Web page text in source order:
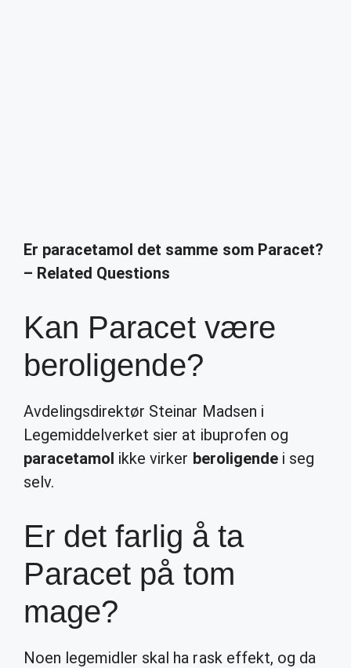
Er paracetamol det samme som Paracet?
– Related Questions
Kan Paracet være
beroligende?
Avdelingsdirektør Steinar Madsen i
Legemiddelverket sier at ibuprofen og
paracetamol ikke virker beroligendei seg
selv.
Er det farlig å ta
Paracet på tom
mage?
Noen legemidler skal ha rask effekt, og da